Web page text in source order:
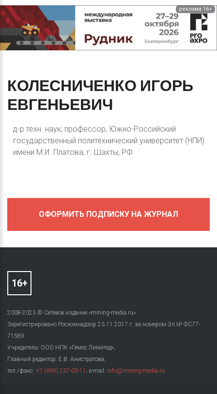
реклама 16+
КОЛЕСНИЧЕНКО ИГОРЬ
ЕВГЕНЬЕВИЧ
д-р техн. наук; профессор, Южно-Российский
государственный политехнический университет (НПИ)
имени М.И. Платова, г. Шахты, РФ
ОФОРМИТЬ ПОДПИСКУ НА ЖУРНАЛ
2008-2023 © Сетевое издание «mining-media.ru»
Зарегистрировано Роскомнадзор 23.11.2017 г. за номером Эл № ФС77-
71589
Учредитель: ООО НПК «Гемос Лимитед»,
Главный редактор: Е.В. Анистратова,
тел./факс: +7 (499) 237-03-11 ; e-mail: info@mining-media.ru